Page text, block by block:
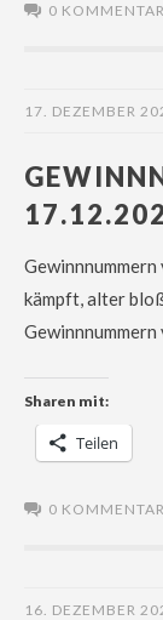
0
17. DEZEMBER
kämpft, alter
Sharen mit:
Teilen
0
16. DEZEMBER